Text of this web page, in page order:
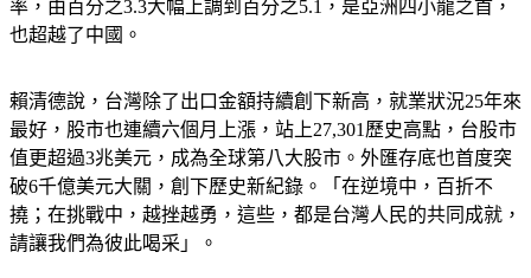
也超越了中國。
最好，股市也連續六個月上漲，站上27,301歷史高點，台股市
值更超過3兆美元，成為全球第八大股市。外匯存底也首度突
破6千億美元大關，創下歷史新紀錄。「在逆境中，百折不
撓；在挑戰中，越挫越勇，這些，都是台灣人民的共同成就，
請讓我們為彼此喝采」。